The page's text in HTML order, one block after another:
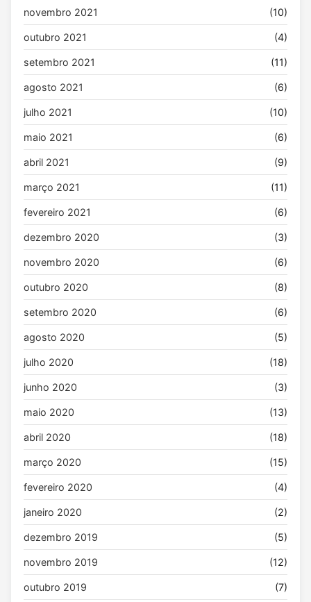
novembro 2021 (10)
outubro 2021 (4)
setembro 2021 (11)
agosto 2021 (6)
julho 2021 (10)
maio 2021 (6)
abril 2021 (9)
março 2021 (11)
fevereiro 2021 (6)
dezembro 2020 (3)
novembro 2020 (6)
outubro 2020 (8)
setembro 2020 (6)
agosto 2020 (5)
julho 2020 (18)
junho 2020 (3)
maio 2020 (13)
abril 2020 (18)
março 2020 (15)
fevereiro 2020 (4)
janeiro 2020 (2)
dezembro 2019 (5)
novembro 2019 (12)
outubro 2019 (7)